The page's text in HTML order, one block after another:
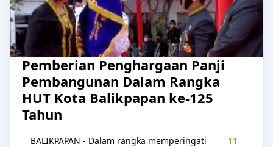
Pemberian Penghargaan Panji
Pembangunan Dalam Rangka
HUT Kota Balikpapan ke-125
Tahun
BALIKPAPAN - Dalam rangka memperingati
11